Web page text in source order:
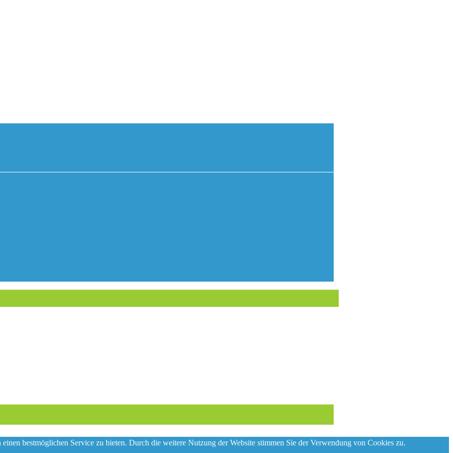
bestmöglichen Service zu bieten. Durch die weitere Nutzung der Website stimmen Sie der Verwendung von Cookies zu.